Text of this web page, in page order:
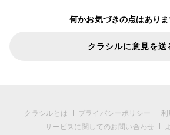
何かお気づきの点はありま
クラシルに意見を送
クラシルとは プライバシーポリシー 利
サービスに関してのお問い合わせ